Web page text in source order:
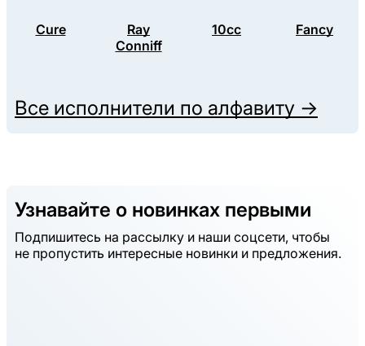
Cure
Ray
Conniff
10cc Fancy
Все исполнители по алфавиту →
Узнавайте о новинках первыми
Подпишитесь на рассылку и наши соцсети, чтобы
не пропустить интересные новинки и предложения.